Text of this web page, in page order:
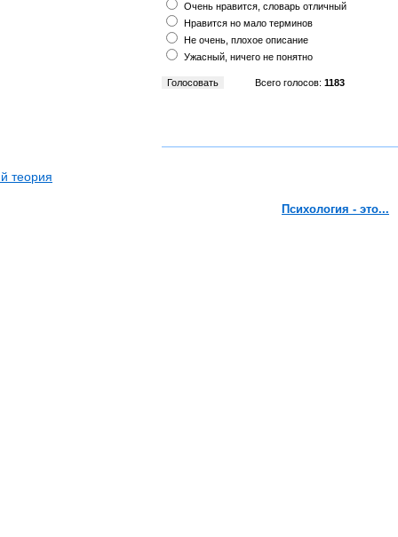
теория
Очень нравится, словарь отличный
Нравится но мало терминов
Не очень, плохое описание
Ужасный, ничего не понятно
Всего голосов: 1183
Психология - это...